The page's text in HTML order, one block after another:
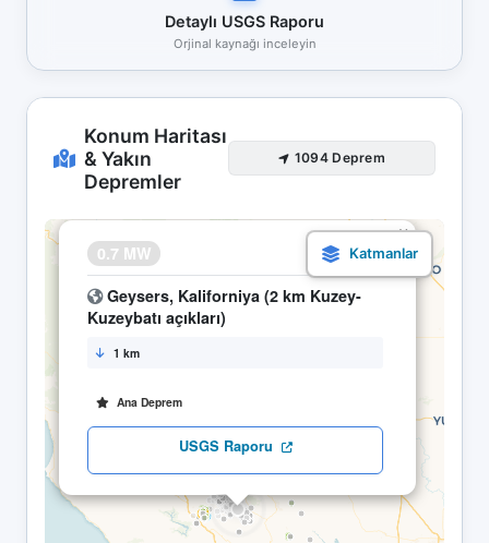
Detaylı USGS Raporu
Orjinal kaynağı inceleyin
Konum Haritası
& Yakın
Depremler
1094 Deprem
0.7 MW 24.04 16:36
Geysers, Kaliforniya (2 km Kuzey-
Kuzeybatı açıkları)
1 km
Ana Deprem
USGS Raporu
×